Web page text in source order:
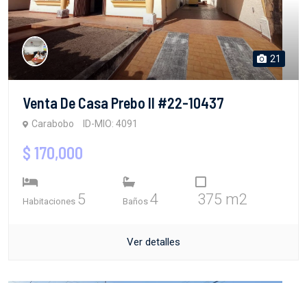
21
Venta De Casa Prebo II #22-10437
Carabobo ID-MIO: 4091
$ 170,000
Habitaciones 5 Baños 4 375 m2
Ver detalles